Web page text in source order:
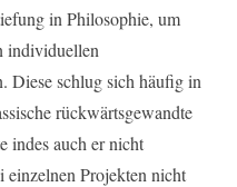
in Philosophie, um
individuellen
Diese schlug sich häufig in
rückwärtsgewandte
indes auch er nicht
einzelnen Projekten nicht